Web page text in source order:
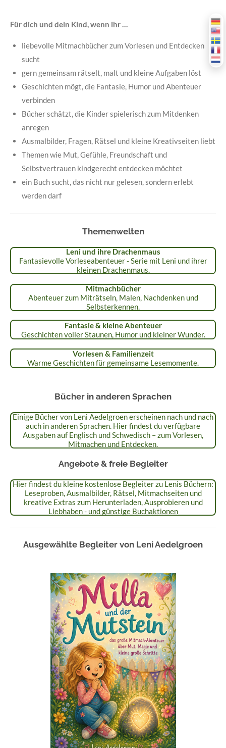
Für dich und dein Kind, wenn ihr …
liebevolle Mitmachbücher zum Vorlesen und Entdecken
sucht
gern gemeinsam rätselt, malt und kleine Aufgaben löst
Geschichten mögt, die Fantasie, Humor und Abenteuer
verbinden
Bücher schätzt, die Kinder spielerisch zum Mitdenken
anregen
Ausmalbilder, Fragen, Rätsel und kleine Kreativseiten liebt
Themen wie Mut, Gefühle, Freundschaft und
Selbstvertrauen kindgerecht entdecken möchtet
ein Buch sucht, das nicht nur gelesen, sondern erlebt
werden darf
Themenwelten
Leni und ihre Drachenmaus
Fantasievolle Vorleseabenteuer - Serie mit Leni und ihrer
kleinen Drachenmaus.
Mitmachbücher
Abenteuer zum Miträtseln, Malen, Nachdenken und
Selbsterkennen.
Fantasie & kleine Abenteuer
Geschichten voller Staunen, Humor und kleiner Wunder.
Vorlesen & Familienzeit
Warme Geschichten für gemeinsame Lesemomente.
Bücher in anderen Sprachen
Einige Bücher von Leni Aedelgroen erscheinen nach und nach
auch in anderen Sprachen. Hier findest du verfügbare
Ausgaben auf Englisch und Schwedisch – zum Vorlesen,
Mitmachen und Entdecken.
Angebote & freie Begleiter
Hier findest du kleine kostenlose Begleiter zu Lenis Büchern:
Leseproben, Ausmalbilder, Rätsel, Mitmachseiten und
kreative Extras zum Herunterladen, Ausprobieren und
Liebhaben - und günstige Buchaktionen
Ausgewählte Begleiter von Leni Aedelgroen